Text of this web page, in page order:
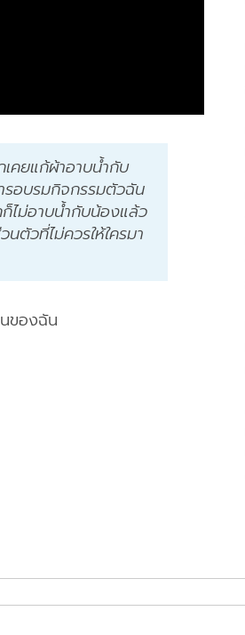
คยแก้ผ้าอาบน้ำกับ
อบรมกิจกรรมตัวฉัน
ไม่อาบน้ำกับน้องแล้ว
ตัวที่ไม่ควรให้ใครมา
ของฉัน